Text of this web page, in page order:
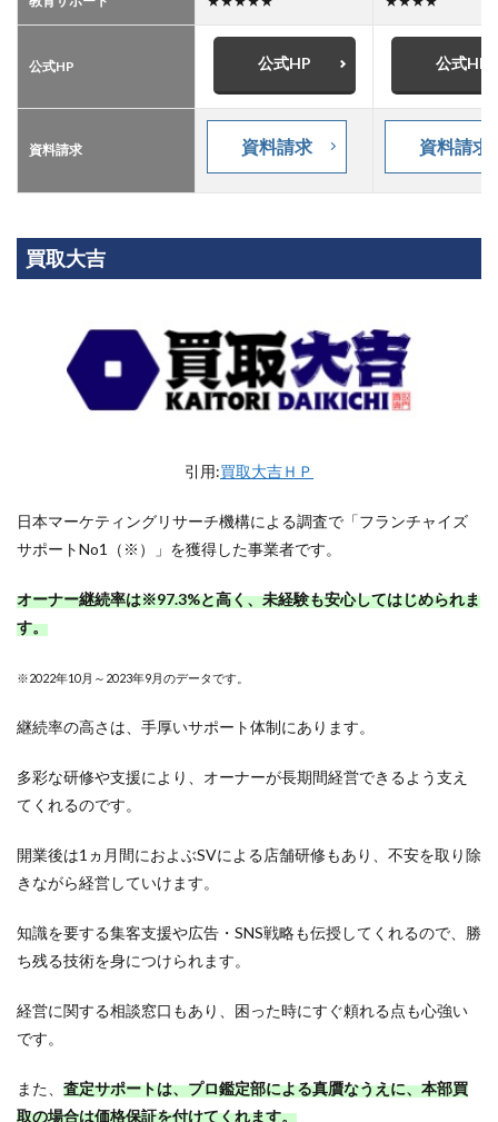
公式HP 公式HP 公式HP
資料請求 資料請求 資料請求
買取大吉
引用:買取大吉ＨＰ
日本マーケティングリサーチ機構による調査で「フランチャイズ
サポートNo1（※）」を獲得した事業者です。
オーナー継続率は※97.3%と高く、未経験も安心してはじめられま
す。
※2022年10月～2023年9月のデータです。
継続率の高さは、手厚いサポート体制にあります。
多彩な研修や支援により、オーナーが長期間経営できるよう支え
てくれるのです。
開業後は1ヵ月間におよぶSVによる店舗研修もあり、不安を取り除
きながら経営していけます。
知識を要する集客支援や広告・SNS戦略も伝授してくれるので、勝
ち残る技術を身につけられます。
経営に関する相談窓口もあり、困った時にすぐ頼れる点も心強い
です。
また、 査定サポートは、プロ鑑定部による真贋なうえに、本部買
取の場合は価格保証を付けてくれます。